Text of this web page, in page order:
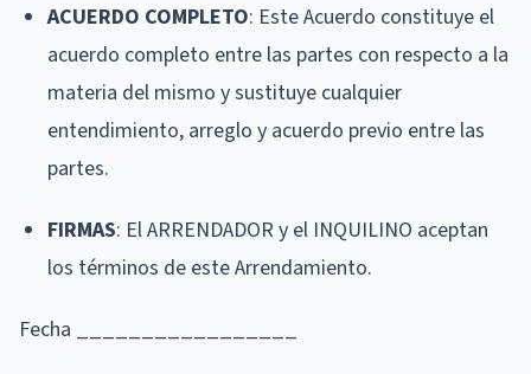
ACUERDO COMPLETO: Este Acuerdo constituye el
acuerdo completo entre las partes con respecto a la
materia del mismo y sustituye cualquier
entendimiento, arreglo y acuerdo previo entre las
partes.
FIRMAS: El ARRENDADOR y el INQUILINO aceptan
los términos de este Arrendamiento.
Fecha _________________